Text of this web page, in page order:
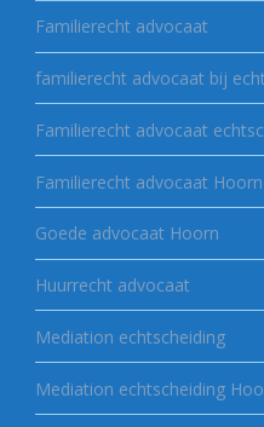
Familierecht advocaat
familierecht advocaat bij
Familierecht advocaat
Familierecht advocaat Hoorn
Goede advocaat Hoorn
Huurrecht advocaat
Mediation echtscheiding
Mediation echtscheiding